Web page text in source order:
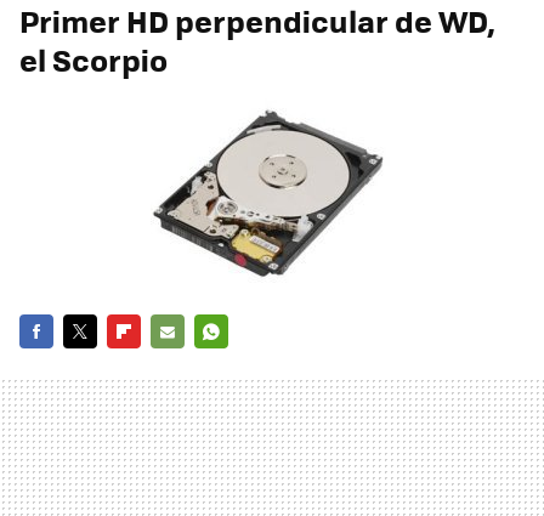
Primer HD perpendicular de WD,
el Scorpio
MAIL